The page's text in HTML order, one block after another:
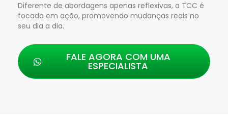
Diferente de abordagens apenas reflexivas, a TCC é
focada em ação, promovendo mudanças reais no
seu dia a dia.
FALE AGORA COM UMA
ESPECIALISTA